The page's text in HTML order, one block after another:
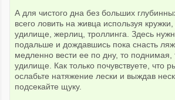
А для чистого дна без больших
всего ловить на живца используя
удилище, жерлиц, троллинга. Здесь
подальше и дождавшись пока снасть
медленно вести ее по дну, то поднимая,
удилище. Как только почувствуете, что
ослабьте натяжение лески и выждав
подсекайте щуку.